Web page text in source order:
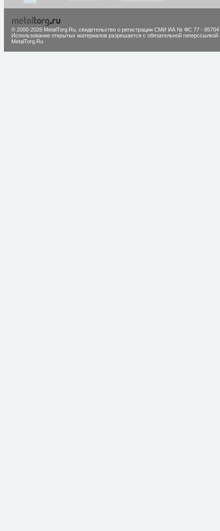
© 2000-2026 MetalTorg.Ru, cвидетельство о регистрации СМИ ИА № ФС 77 - 85704
Использование открытых материалов разрешается с обязательной гиперссылкой
MetalTorg.Ru